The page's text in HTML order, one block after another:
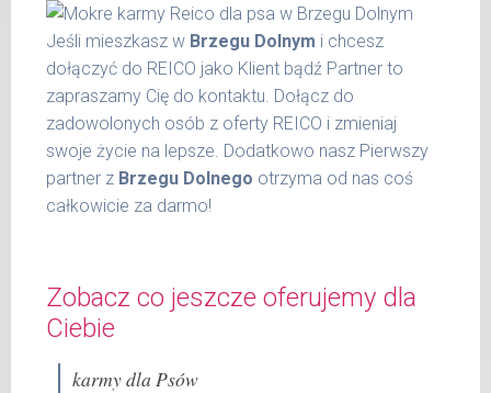
mg / kg.
15 -
22 kg
400 g
23 -
30 kg
600 g
31 -
37 kg
800 g
Podane liczby są wartościami orientacyjnymi.
czynników.
Waga netto/Nr art.: 600 g/1037
Jeśli mieszkasz w Brzegu Dolnym i chcesz
dołączyć do REICO jako Klient bądź Partner to
zapraszamy Cię do kontaktu. Dołącz do
zadowolonych osób z oferty REICO i zmieniaj
swoje życie na lepsze. Dodatkowo nasz Pierwszy
partner z Brzegu Dolnego otrzyma od nas coś
całkowicie za darmo!
Zobacz co jeszcze oferujemy dla
Ciebie
karmy dla Psów